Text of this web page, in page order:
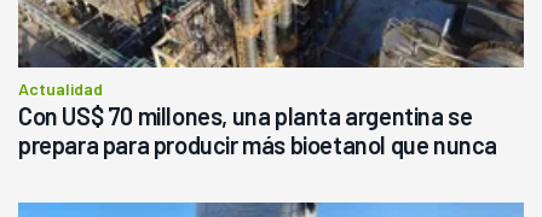
Actualidad
Con US$ 70 millones, una planta argentina se
prepara para producir más bioetanol que nunca